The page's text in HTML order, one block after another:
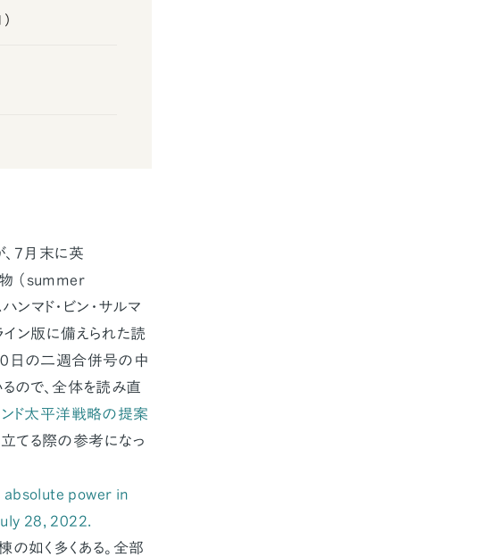
7月末に英
（summer
ンマド・ビン・サルマ
ン版に備えられた読
日の二週合併号の中
るので、全体を読み直
ンド太平洋戦略の提案
てる際の参考になっ
power in
28, 2022.
如く多くある。全部